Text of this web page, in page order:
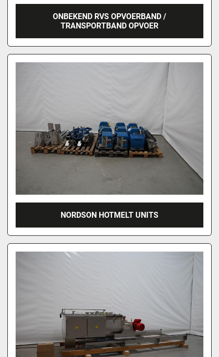
ONBEKEND RVS OPVOERBAND /
TRANSPORTBAND OPVOER
NORDSON HOTMELT UNITS